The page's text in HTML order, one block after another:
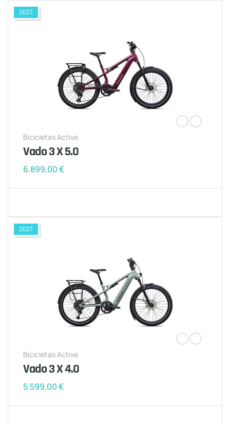
2027
Bicicletas Active
Vado 3 X 5.0
6.899,00€
2027
Bicicletas Active
Vado 3 X 4.0
5.599,00€